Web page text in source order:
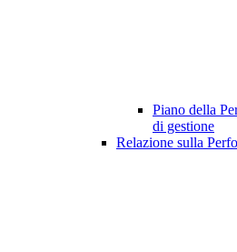
Piano della
di gestione
Relazione sulla